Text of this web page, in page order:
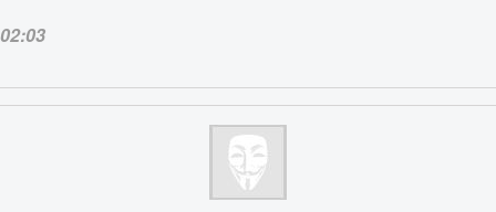
02:03